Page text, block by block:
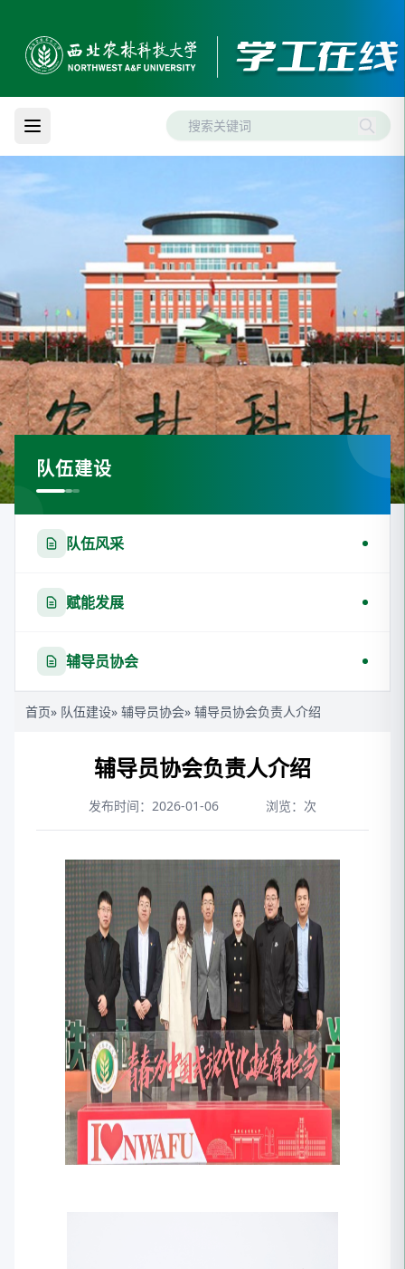
队伍建设
队伍风采
赋能发展
辅导员协会
首页» 队伍建设» 辅导员协会» 辅导员协会负责人介绍
辅导员协会负责人介绍
发布时间：2026-01-06 浏览： 次